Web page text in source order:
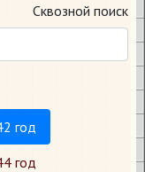
Сквозной поиск
год
год